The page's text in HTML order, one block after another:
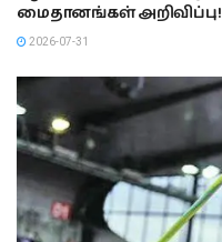
மைதானங்கள் அறிவிப்பு!
2026-07-31